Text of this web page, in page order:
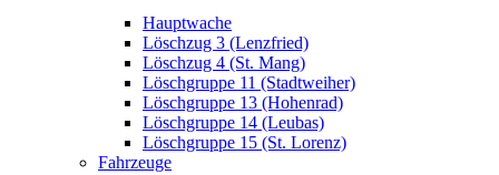
Hauptwache
Löschzug 3 (Lenzfried)
Löschzug 4 (St. Mang)
Löschgruppe 11 (Stadtweiher)
Löschgruppe 13 (Hohenrad)
Löschgruppe 14 (Leubas)
Löschgruppe 15 (St. Lorenz)
Fahrzeuge